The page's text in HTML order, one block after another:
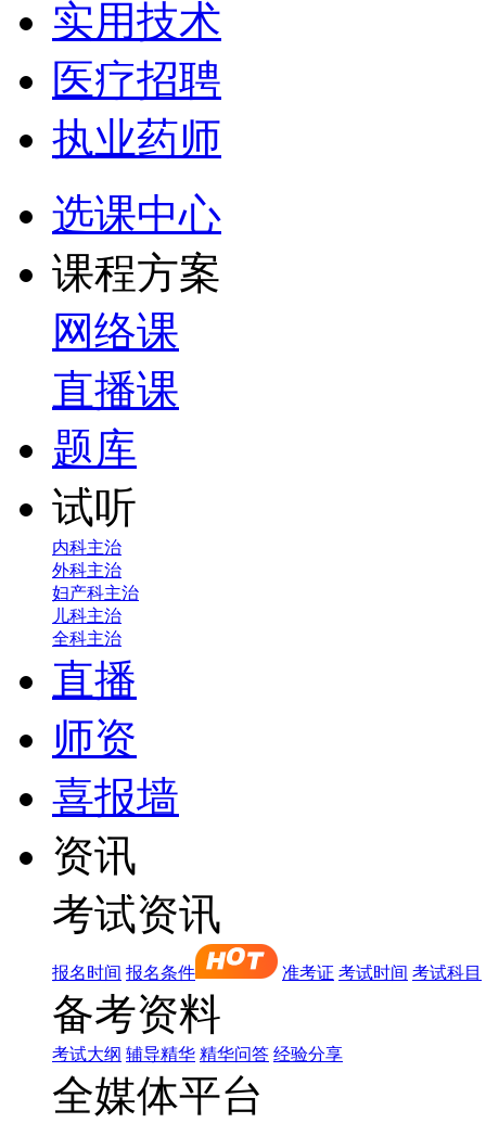
实用技术
医疗招聘
执业药师
选课中心
课程方案
网络课
直播课
题库
试听
内科主治
外科主治
妇产科主治
儿科主治
全科主治
直播
师资
喜报墙
资讯
考试资讯
报名时间 报名条件 准考证 考试时间 考试科目
备考资料
考试大纲 辅导精华 精华问答 经验分享
全媒体平台